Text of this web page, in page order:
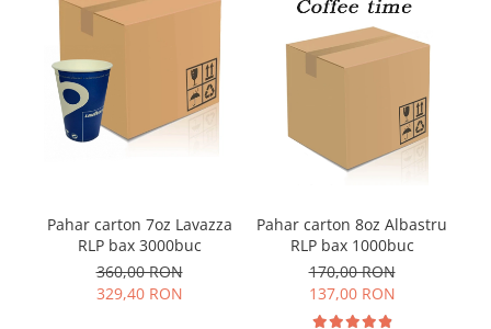
Pahar carton 7oz Lavazza
RLP bax 3000buc
360,00 RON
329,40 RON
Pahar carton 8oz Albastru
RLP bax 1000buc
170,00 RON
137,00 RON